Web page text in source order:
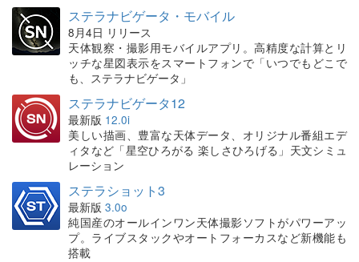
ステラナビゲータ・モバイル
8月4日 リリース
天体観察・撮影用モバイルアプリ。高精度な計算とリ
ッチな星図表示をスマートフォンで「いつでもどこで
も、ステラナビゲータ」
ステラナビゲータ12
最新版 12.0i
美しい描画、豊富な天体データ、オリジナル番組エデ
ィタなど「星空ひろがる 楽しさひろげる」天文シミュ
レーション
ステラショット3
最新版 3.0o
純国産のオールインワン天体撮影ソフトがパワーアッ
プ。ライブスタックやオートフォーカスなど新機能も
搭載